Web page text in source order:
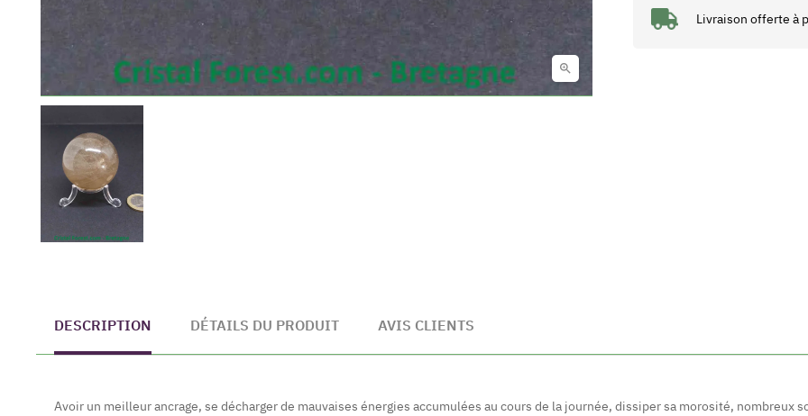

Livraison offerte à
DESCRIPTION DÉTAILS DU PRODUIT AVIS CLIENTS
Avoir un meilleur ancrage, se décharger de mauvaises énergies accumulées au cours de la journée, dissiper sa morosité,